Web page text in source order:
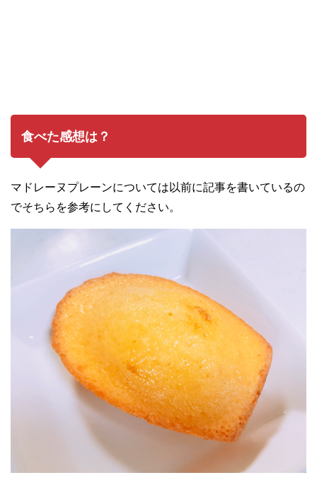
食べた感想は？
マドレーヌプレーンについては以前に記事を書いているの
でそちらを参考にしてください。